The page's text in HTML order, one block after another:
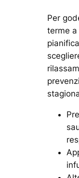
Per
terme